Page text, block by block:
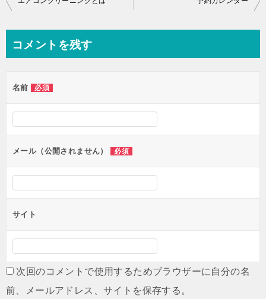
ビ
ー
シ
ン
コメントを残す
名前 必須
メール（公開されません） 必須
サイト
次回のコメントで使用するためブラウザーに自分の名
前、メールアドレス、サイトを保存する。